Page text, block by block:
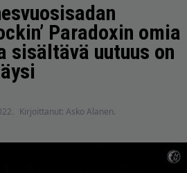
Paradoxin omia
sisältävä uutuus on
Kirjoittanut: Asko Alanen.